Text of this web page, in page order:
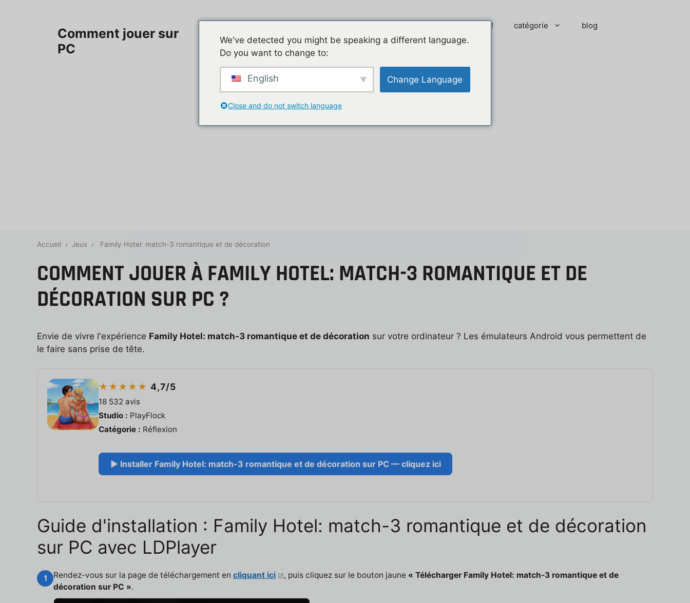
Comment jouer sur
PC
Les jeux mobiles du moment ! catégorie blog
Contact
Accueil › Jeux › Family Hotel: match-3 romantique et de décoration
COMMENT JOUER À FAMILY HOTEL: MATCH-3 ROMANTIQUE ET DE
DÉCORATION SUR PC ?
Envie de vivre l'expérience Family Hotel: match-3 romantique et de décoration sur votre ordinateur ? Les émulateurs Android vous permettent de
le faire sans prise de tête.
★★★★★4,7/5
18 532 avis
Studio : PlayFlock
Catégorie : Réflexion
▶ Installer Family Hotel: match-3 romantique et de décoration sur PC — cliquez ici
Guide d'installation : Family Hotel: match-3 romantique et de décoration
sur PC avec LDPlayer
1 Rendez-vous sur la page de téléchargement en cliquant ici , puis cliquez sur le bouton jaune « Télécharger Family Hotel: match-3 romantique et de
décoration sur PC ».
We've detected you might be speaking a different language.
Do you want to change to:
English Change Language
Close and do not switch language